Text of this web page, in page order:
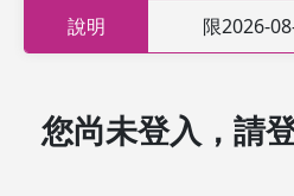
說明 限2026-
您尚未登入，請